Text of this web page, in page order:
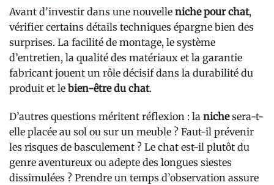
Avant d’investir dans une nouvelle niche pour chat,
vérifier certains détails techniques épargne bien des
surprises. La facilité de montage, le système
d’entretien, la qualité des matériaux et la garantie
fabricant jouent un rôle décisif dans la durabilité du
produit et le bien-être du chat.
D’autres questions méritent réflexion : la nichesera-t-
elle placée au sol ou sur un meuble ? Faut-il prévenir
les risques de basculement ? Le chat est-il plutôt du
genre aventureux ou adepte des longues siestes
dissimulées ? Prendre un temps d’observation assure